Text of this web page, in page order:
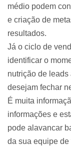
médio podem
e criação de
resultados.
Já o ciclo de
identificar o
nutrição de
desejam fechar
É muita
informações e
pode alavancar
da sua equipe